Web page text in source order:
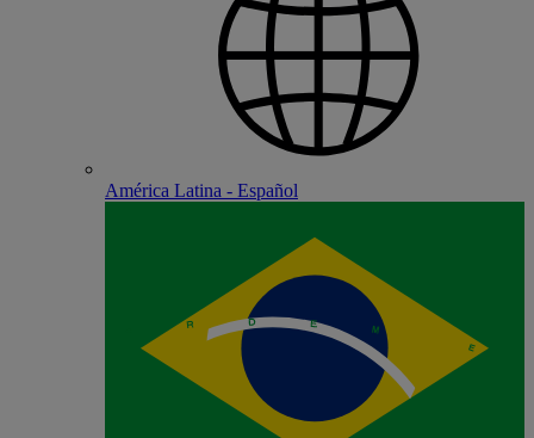
América Latina - Español